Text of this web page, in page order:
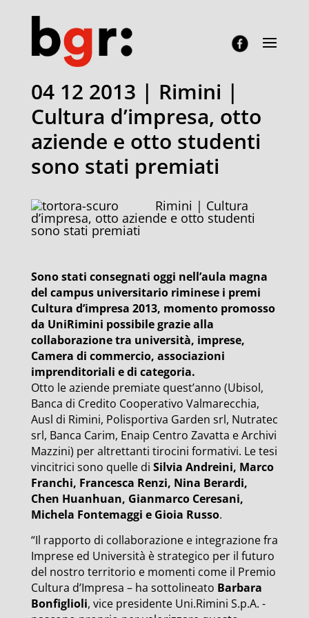
04 12 2013 | Rimini |
Cultura d’impresa, otto
aziende e otto studenti
sono stati premiati
Rimini | Cultura
d’impresa, otto aziende e otto studenti
sono stati premiati
Sono stati consegnati oggi nell’aula magna
del campus universitario riminese i premi
Cultura d’impresa 2013, momento promosso
da UniRimini possibile grazie alla
collaborazione tra università, imprese,
Camera di commercio, associazioni
imprenditoriali e di categoria.
Otto le aziende premiate quest’anno (Ubisol,
Banca di Credito Cooperativo Valmarecchia,
Ausl di Rimini, Polisportiva Garden srl, Nutratec
srl, Banca Carim, Enaip Centro Zavatta e Archivi
Mazzini) per altrettanti tirocini formativi. Le tesi
vincitrici sono quelle di Silvia Andreini, Marco
Franchi, Francesca Renzi, Nina Berardi,
Chen Huanhuan, Gianmarco Ceresani,
Michela Fontemaggi e Gioia Russo.
“Il rapporto di collaborazione e integrazione fra
Imprese ed Università è strategico per il futuro
del nostro territorio e momenti come il Premio
Cultura d’Impresa – ha sottolineato Barbara
Bonfiglioli, vice presidente Uni.Rimini S.p.A. -